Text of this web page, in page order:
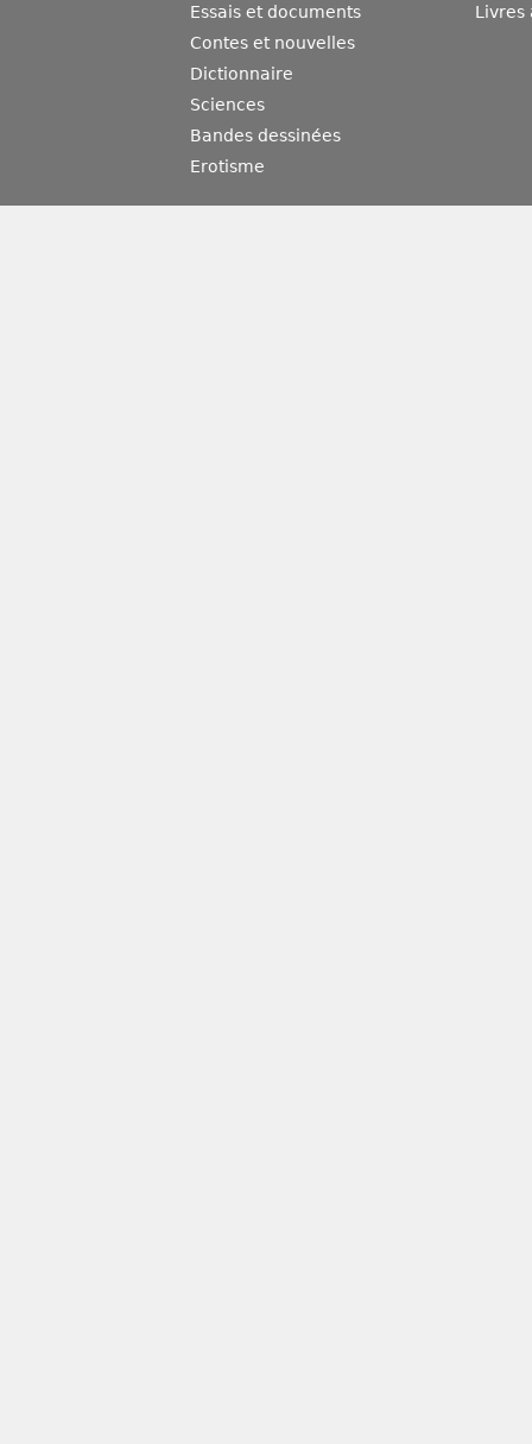
Essais et documents
Contes et nouvelles
Dictionnaire
Sciences
Bandes dessinées
Erotisme
Livres